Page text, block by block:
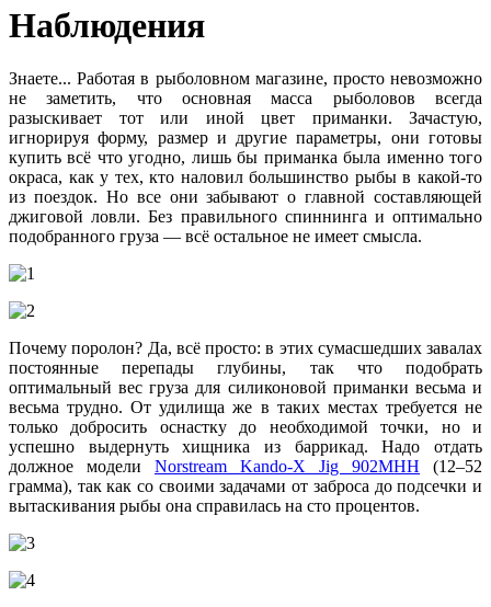
Наблюдения
Знаете... Работая в рыболовном магазине, просто невозможно
не заметить, что основная масса рыболовов всегда
разыскивает тот или иной цвет приманки. Зачастую,
игнорируя форму, размер и другие параметры, они готовы
купить всё что угодно, лишь бы приманка была именно того
окраса, как у тех, кто наловил большинство рыбы в какой-то
из поездок. Но все они забывают о главной составляющей
джиговой ловли. Без правильного спиннинга и оптимально
подобранного груза — всё остальное не имеет смысла.
Почему поролон? Да, всё просто: в этих сумасшедших завалах
постоянные перепады глубины, так что подобрать
оптимальный вес груза для силиконовой приманки весьма и
весьма трудно. От удилища же в таких местах требуется не
только добросить оснастку до необходимой точки, но и
успешно выдернуть хищника из баррикад. Надо отдать
должное модели Norstream Kando-X Jig 902MHH (12–52
грамма), так как со своими задачами от заброса до подсечки и
вытаскивания рыбы она справилась на сто процентов.